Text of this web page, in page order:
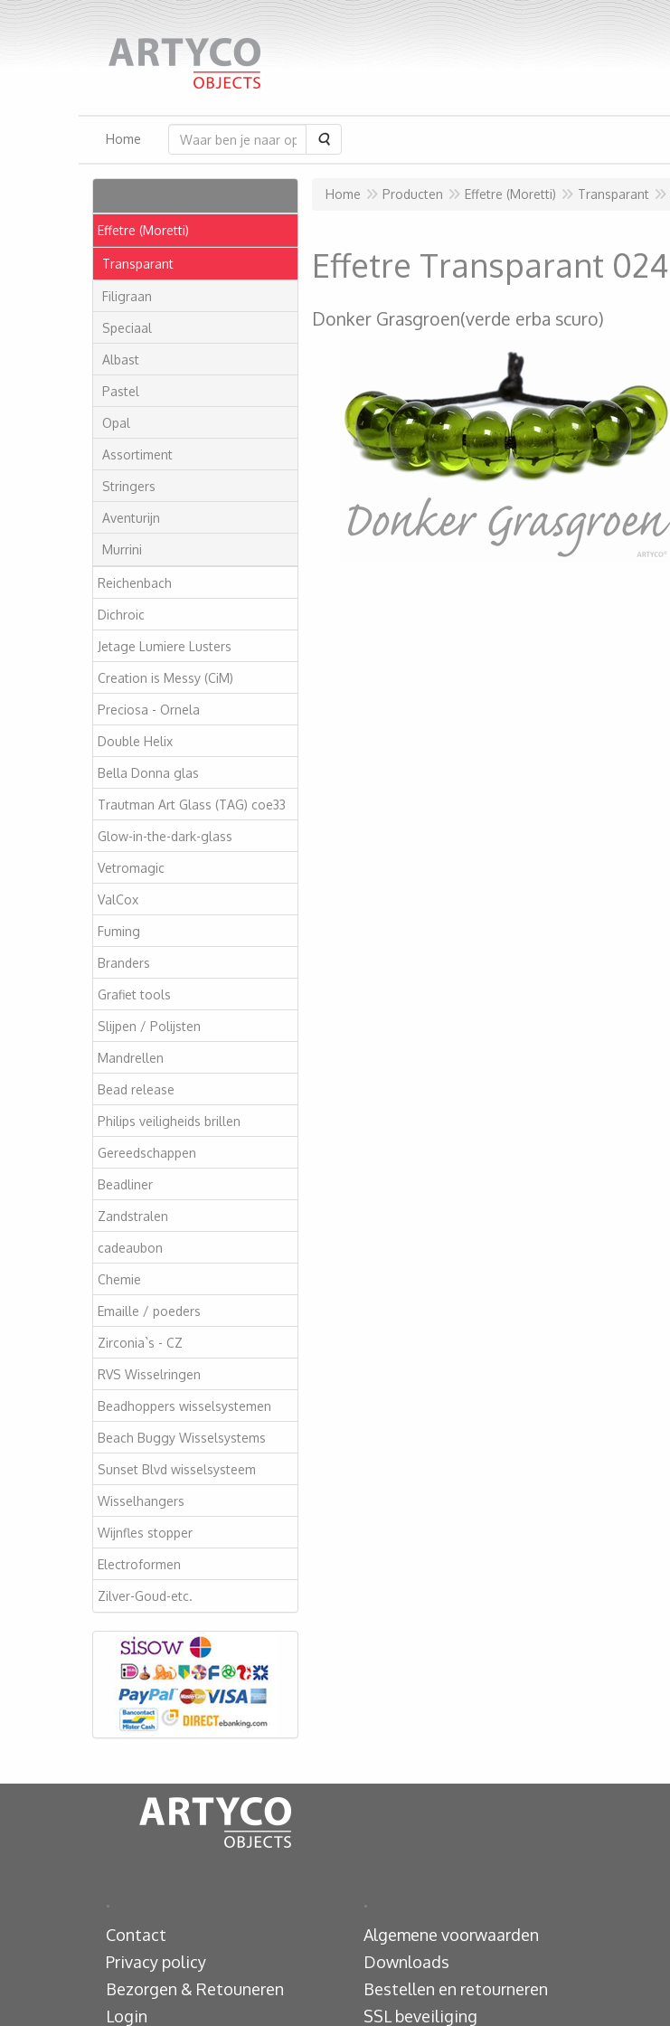
Home Zoeken
Effetre (Moretti)
Transparant
Filigraan
Speciaal
Albast
Pastel
Opal
Assortiment
Stringers
Aventurijn
Murrini
Reichenbach
Dichroic
Jetage Lumiere Lusters
Creation is Messy (CiM)
Preciosa - Ornela
Double Helix
Bella Donna glas
Trautman Art Glass (TAG) coe33
Glow-in-the-dark-glass
Vetromagic
ValCox
Fuming
Branders
Grafiet tools
Slijpen / Polijsten
Mandrellen
Bead release
Philips veiligheids brillen
Gereedschappen
Beadliner
Zandstralen
cadeaubon
Chemie
Emaille / poeders
Zirconia`s - CZ
RVS Wisselringen
Beadhoppers wisselsystemen
Beach Buggy Wisselsystems
Sunset Blvd wisselsysteem
Wisselhangers
Wijnfles stopper
Electroformen
Zilver-Goud-etc.
Home Producten Effetre (Moretti) Transparant
Effetre Transparant 024
Donker Grasgroen(verde erba scuro)
.
Contact
Privacy policy
Bezorgen & Retouneren
Login
.
Algemene voorwaarden
Downloads
Bestellen en retourneren
SSL beveiliging